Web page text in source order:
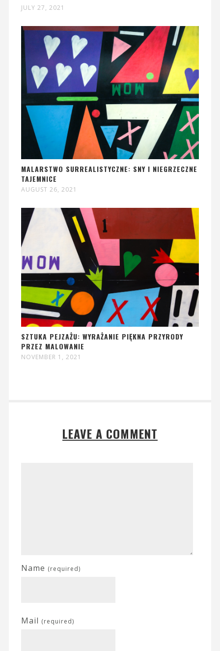
JULY 27, 2021
MALARSTWO SURREALISTYCZNE: SNY I NIEGRZECZNE
TAJEMNICE
AUGUST 26, 2021
SZTUKA PEJZAŻU: WYRAŻANIE PIĘKNA PRZYRODY
PRZEZ MALOWANIE
NOVEMBER 1, 2021
LEAVE A COMMENT
Name (required)
Mail (required)